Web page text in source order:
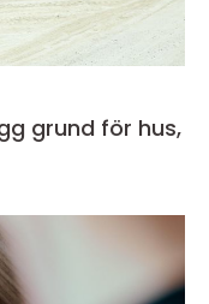
grund för hus,